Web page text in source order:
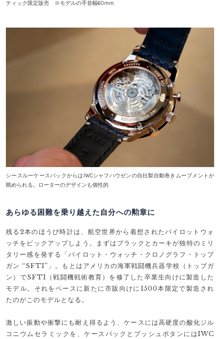
ティック限定販売 ※モデルの手首幅60mm
シースルーケースバックからはIWCシャフハウゼンの自社製自動巻きムーブメントが
眺められる。ローターのデザインも個性的
あらゆる困難を乗り越えた自分への勲章に
残る2本のほうび時計は、航空世界から着想されたパイロットウォ
ッチをピックアップしよう。まずはブラックとカーキが独特のミリ
タリー感を発する「パイロット・ウォッチ・クロノグラフ・トップ
ガン “SFTI”」。もとはアメリカの海軍戦闘機兵器学校（トップガ
ン）でSFTI（戦闘機戦術教育）を修了した卒業生向けに製造した
モデル。それをベースに新たに市販向けに1500本限定で製造され
たのがこのモデルとなる。
激しい振動や衝撃にも耐え得るよう、ケースには高硬度の酸化ジル
コニウムセラミックを、ケースバックとプッシュボタンにはIWC